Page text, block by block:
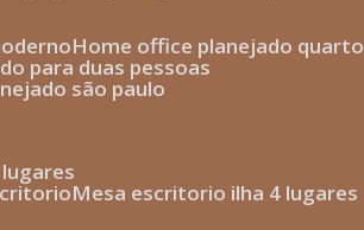
home office planejado quarto
para duas pessoas
são paulo
mesa escritorio ilha 4 lugares